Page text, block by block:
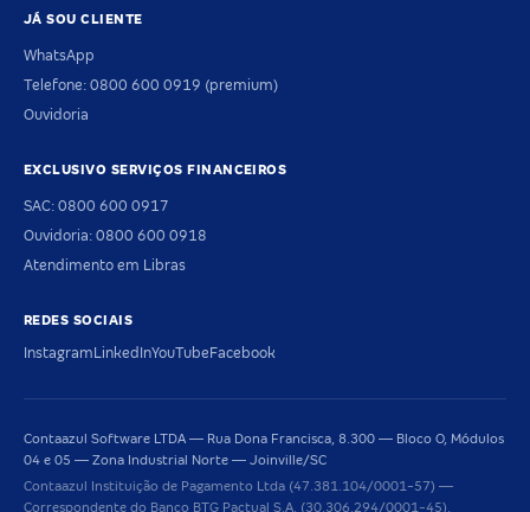
JÁ SOU CLIENTE
WhatsApp
Telefone: 0800 600 0919 (premium)
Ouvidoria
EXCLUSIVO SERVIÇOS FINANCEIROS
SAC: 0800 600 0917
Ouvidoria: 0800 600 0918
Atendimento em Libras
REDES SOCIAIS
InstagramLinkedInYouTubeFacebook
Contaazul Software LTDA — Rua Dona Francisca, 8.300 — Bloco O, Módulos
04 e 05 — Zona Industrial Norte — Joinville/SC
Contaazul Instituição de Pagamento Ltda (47.381.104/0001-57) —
Correspondente do Banco BTG Pactual S.A. (30.306.294/0001-45).